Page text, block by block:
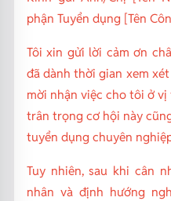
phận Tuyển dụng [Tên
Tôi xin gửi lời cảm ơn
đã dành thời gian xem
mời nhận việc cho tôi ở
trân trọng cơ hội này
tuyển dụng chuyên
Tuy nhiên, sau khi cân
nhân và định hướng